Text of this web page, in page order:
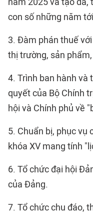
con số những năm
3. Đàm phán thuế
thị trường, sản
4. Trình ban hành và
quyết của Bộ Chính
hội và Chính phủ về
5. Chuẩn bị, phục vụ
khóa XV mang tính
6. Tổ chức đại hội
của Đảng.
7. Tổ chức chu đáo,